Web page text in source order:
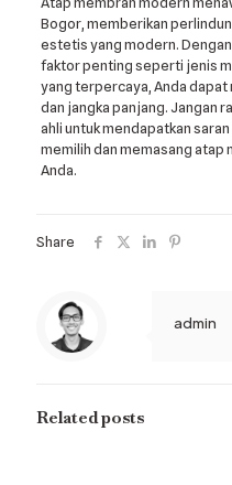
Bogor, memberikan
estetis yang modern.
faktor penting seperti jenis
yang terpercaya, Anda
dan jangka panjang. Jangan
ahli untuk mendapatkan
memilih dan memasang atap
Anda.
Share
admin
Related posts